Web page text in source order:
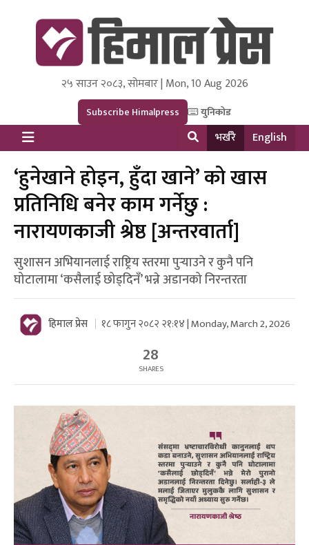
Himal Press
Dot NewsyNepal Media and Research Pvt Ltd.
२५ साउन २०८३, सोमबार | Mon, 10 Aug 2026
Subscribe Himalpress युनिकोड
भर्खरै English
‘हुनेखाने होइन, हुँदा खाने’ को खास
प्रतिनिधि बनेर काम गर्नेछु :
नारायणकाजी श्रेष्ठ [अन्तरवार्ता]
सुशासन अभियानलाई राष्ट्रिय स्तरमा पुर्‍याउने र कुनै पनि
घोटालामा ‘कसैलाई छोड्दिनँ’ भन्ने अडानको निरन्तरता
हिमाल प्रेस १८ फागुन २०८२ २१:१४ | Monday, March 2, 2026
28
SHARES